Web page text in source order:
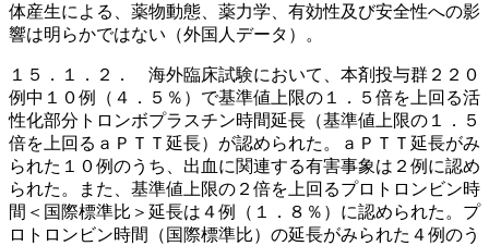
体産生による、薬物動態、薬力学、有効性及び安全性への影
響は明らかではない（外国人データ）。
１５．１．２． 海外臨床試験において、本剤投与群２２０
例中１０例（４．５％）で基準値上限の１．５倍を上回る活
性化部分トロンボプラスチン時間延長（基準値上限の１．５
倍を上回るａＰＴＴ延長）が認められた。ａＰＴＴ延長がみ
られた１０例のうち、出血に関連する有害事象は２例に認め
られた。また、基準値上限の２倍を上回るプロトロンビン時
間＜国際標準比＞延長は４例（１．８％）に認められた。プ
ロトロンビン時間（国際標準比）の延長がみられた４例のう